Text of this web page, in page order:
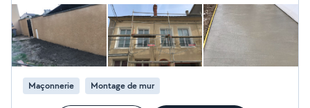
Maçonnerie Montage de mur